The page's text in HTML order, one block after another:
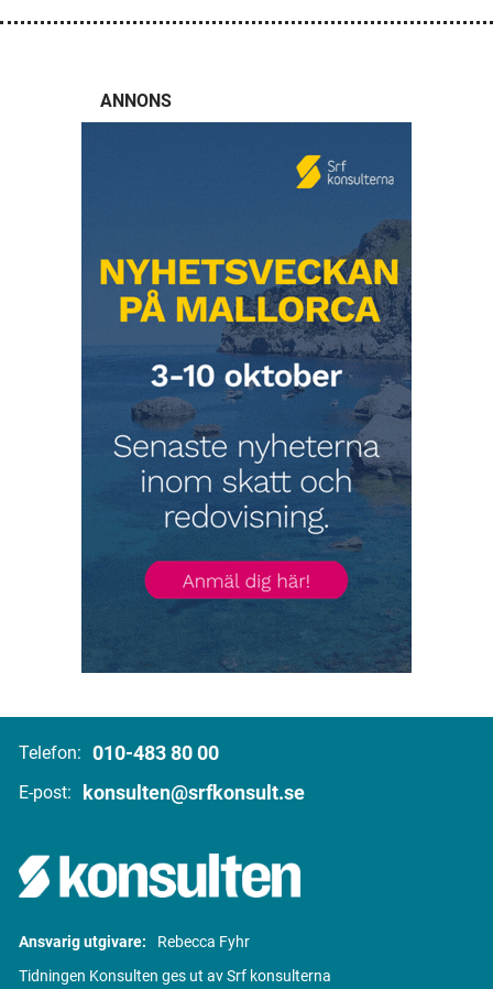
ANNONS
Telefon: 010-483 80 00
E-post: konsulten@srfkonsult.se
Ansvarig utgivare:
Rebecca Fyhr
Tidningen Konsulten ges ut av Srf konsulterna